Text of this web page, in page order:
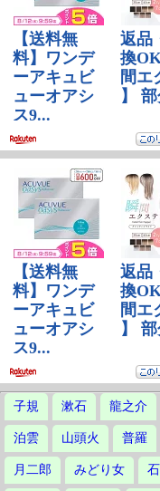
子規 漱石 龍之介
泊雲 山頭火 普羅
月二郎 みどり女